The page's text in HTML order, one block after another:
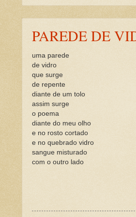
PAREDE DE
uma parede
de vidro
que surge
de repente
diante de um tolo
assim surge
o poema
diante do meu olho
e no rosto cortado
e no quebrado vidro
sangue misturado
com o outro lado